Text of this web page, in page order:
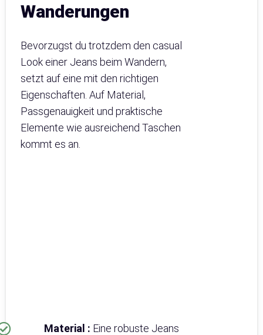
Wanderungen
Bevorzugst du trotzdem den casual
Look einer Jeans beim Wandern,
setzt auf eine mit den richtigen
Eigenschaften. Auf Material,
Passgenauigkeit und praktische
Elemente wie ausreichend Taschen
kommt es an.
Material : Eine robuste Jeans